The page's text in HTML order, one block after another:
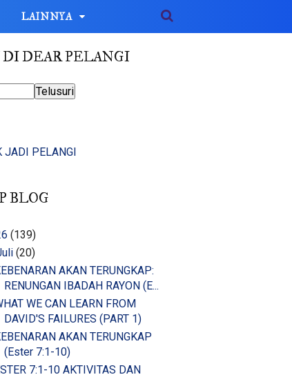
LAINNYA
DI DEAR PELANGI
JADI PELANGI
BLOG
(139)
(20)
AKAN TERUNGKAP:
RENUNGAN IBADAH RAYON (E...
WE CAN LEARN FROM
DAVID'S FAILURES (PART 1)
AKAN TERUNGKAP
(Ester 7:1-10)
7:1-10 AKTIVITAS DAN